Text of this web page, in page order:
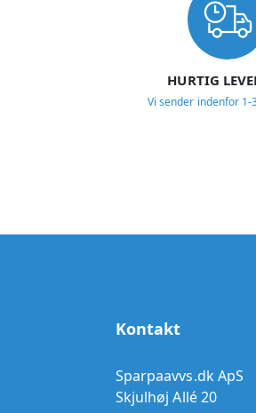
HURTIG
Vi sender indenfor 1-
Kontakt
Sparpaavvs.dk ApS
Skjulhøj Allé 20